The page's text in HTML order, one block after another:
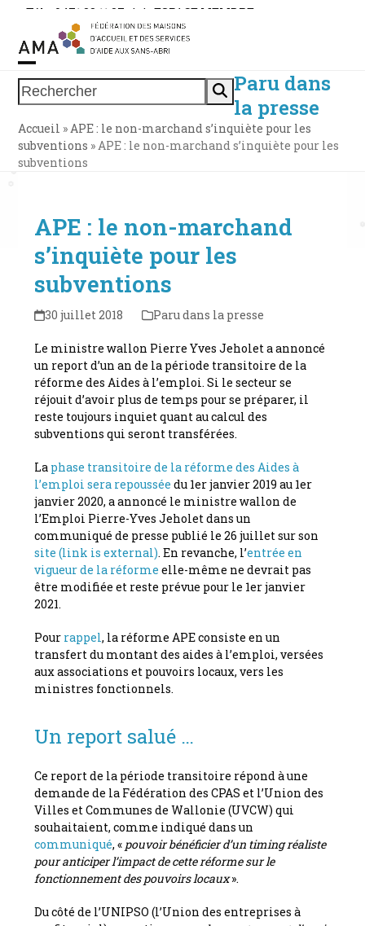
Skip
content
Tél. : 0471 38 11 37 | | ESPACE MEMBRE
Rechercher
Open
mobile
menu
Close
mobile
menu
Paru dans
la presse
Accueil »APE : le non-marchand s’inquiète pour les
subventions »APE : le non-marchand s’inquiète pour les
subventions
APE : le non-marchand
s’inquiète pour les
subventions
30 juillet 2018 Paru dans la presse
Le ministre wallon Pierre Yves Jeholet a annoncé
un report d’un an de la période transitoire de la
réforme des Aides à l’emploi. Si le secteur se
réjouit d’avoir plus de temps pour se préparer, il
reste toujours inquiet quant au calcul des
subventions qui seront transférées.
La phase transitoire de la réforme des Aides à
l’emploi sera repoussée du 1er janvier 2019 au 1er
janvier 2020, a annoncé le ministre wallon de
l’Emploi Pierre-Yves Jeholet dans un
communiqué de presse publié le 26 juillet sur son
site (link is external). En revanche, l’entrée en
vigueur de la réforme elle-même ne devrait pas
être modifiée et reste prévue pour le 1er janvier
2021.
Pour rappel, la réforme APE consiste en un
transfert du montant des aides à l’emploi, versées
aux associations et pouvoirs locaux, vers les
ministres fonctionnels.
Un report salué …
Ce report de la période transitoire répond à une
demande de la Fédération des CPAS et l’Union des
Villes et Communes de Wallonie (UVCW) qui
souhaitaient, comme indiqué dans un
communiqué, « pouvoir bénéficier d’un timing réaliste
pour anticiper l’impact de cette réforme sur le
fonctionnement des pouvoirs locaux».
Du côté de l’UNIPSO (l’Union des entreprises à